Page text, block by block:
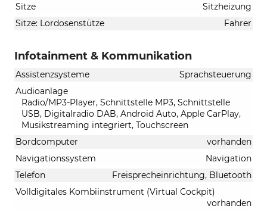
Sitze
Sitzheizung
Sitze: Lordosenstütze
Fahrer
Infotainment & Kommunikation
Assistenzsysteme
Sprachsteuerung
Audioanlage
Radio/MP3-Player, Schnittstelle MP3, Schnittstelle
USB, Digitalradio DAB, Android Auto, Apple CarPlay,
Musikstreaming integriert, Touchscreen
Bordcomputer
vorhanden
Navigationssystem
Navigation
Telefon
Freisprecheinrichtung, Bluetooth
Volldigitales Kombiinstrument (Virtual Cockpit)
vorhanden